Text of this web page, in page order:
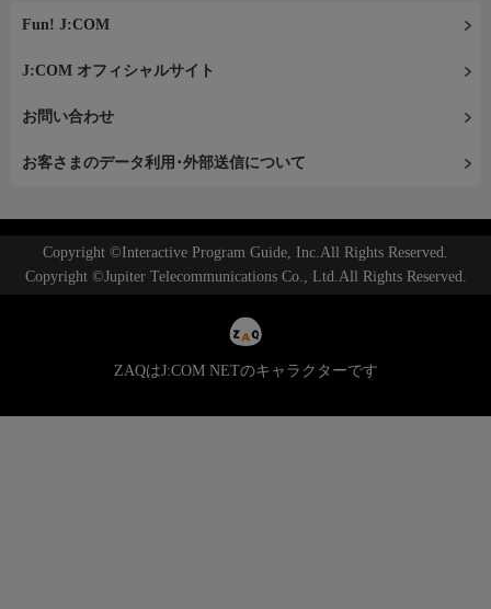
Fun! J:COM
J:COM オフィシャルサイト
お問い合わせ
お客さまのデータ利用･外部送信について
Copyright ©Interactive Program Guide, Inc.All Rights Reserved.
Copyright ©Jupiter Telecommunications Co., Ltd.All Rights Reserved.
ZAQはJ:COM NETのキャラクターです